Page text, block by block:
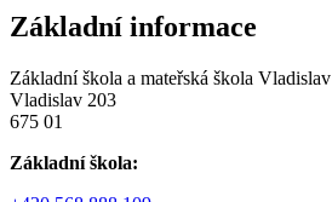
Základní informace
Základní škola a mateřská škola Vladislav
Vladislav 203
675 01
Základní škola: